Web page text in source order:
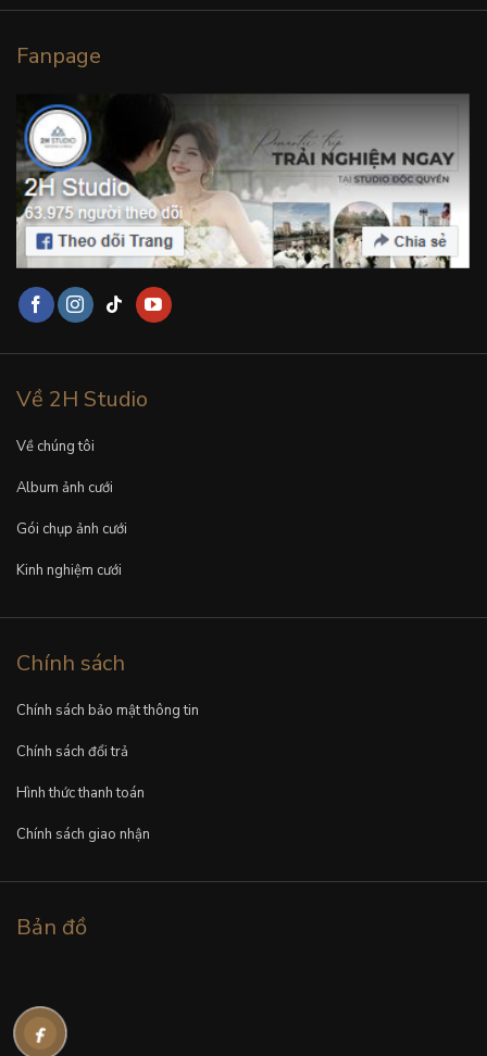
Fanpage
Về 2H Studio
Về chúng tôi
Album ảnh cưới
Gói chụp ảnh cưới
Kinh nghiệm cưới
Chính sách
Chính sách bảo mật thông tin
Chính sách đổi trả
Hình thức thanh toán
Chính sách giao nhận
Bản đồ